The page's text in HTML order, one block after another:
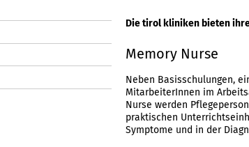
Die tirol kliniken bieten
Memory Nurse
Neben Basisschulungen,
MitarbeiterInnen im
Nurse werden
praktischen
Symptome und in der